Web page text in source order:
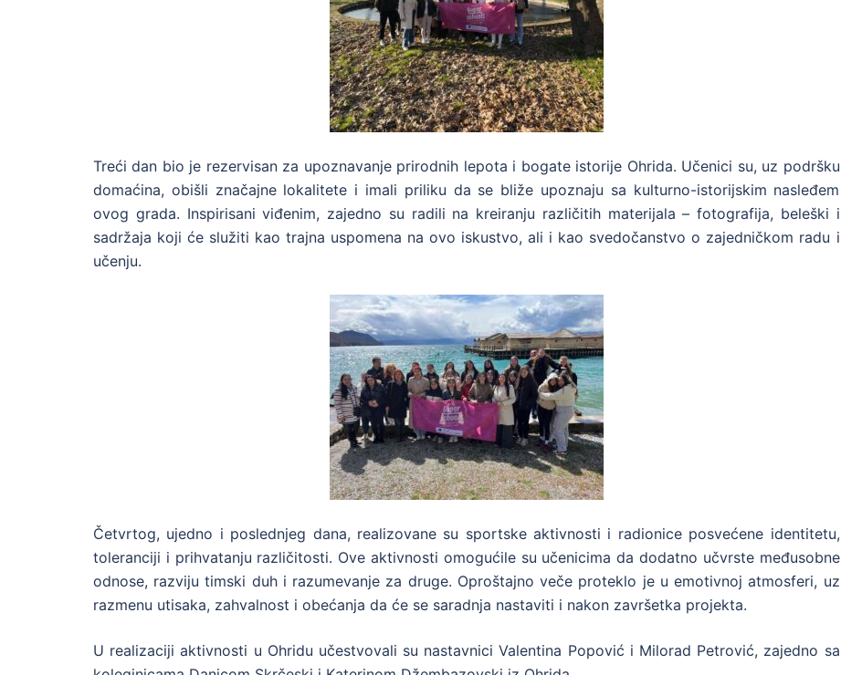
Treći dan bio je rezervisan za upoznavanje prirodnih lepota i bogate istorije Ohrida. Učenici su, uz podršku
domaćina, obišli značajne lokalitete i imali priliku da se bliže upoznaju sa kulturno-istorijskim nasleđem
ovog grada. Inspirisani viđenim, zajedno su radili na kreiranju različitih materijala – fotografija, beleški i
sadržaja koji će služiti kao trajna uspomena na ovo iskustvo, ali i kao svedočanstvo o zajedničkom radu i
učenju.
Četvrtog, ujedno i poslednjeg dana, realizovane su sportske aktivnosti i radionice posvećene identitetu,
toleranciji i prihvatanju različitosti. Ove aktivnosti omogućile su učenicima da dodatno učvrste međusobne
odnose, razviju timski duh i razumevanje za druge. Oproštajno veče proteklo je u emotivnoj atmosferi, uz
razmenu utisaka, zahvalnost i obećanja da će se saradnja nastaviti i nakon završetka projekta.
U realizaciji aktivnosti u Ohridu učestvovali su nastavnici Valentina Popović i Milorad Petrović, zajedno sa